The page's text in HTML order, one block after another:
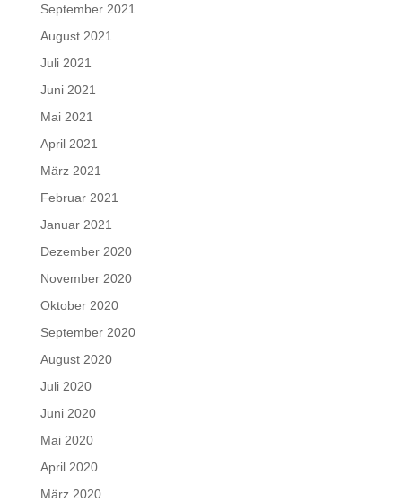
September 2021
August 2021
Juli 2021
Juni 2021
Mai 2021
April 2021
März 2021
Februar 2021
Januar 2021
Dezember 2020
November 2020
Oktober 2020
September 2020
August 2020
Juli 2020
Juni 2020
Mai 2020
April 2020
März 2020